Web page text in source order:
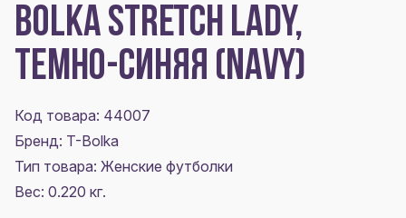
BOLKA STRETCH LADY,
ТЕМНО-СИНЯЯ (NAVY)
Код товара: 44007
Бренд: T-Bolka
Тип товара: Женские футболки
Вес: 0.220 кг.